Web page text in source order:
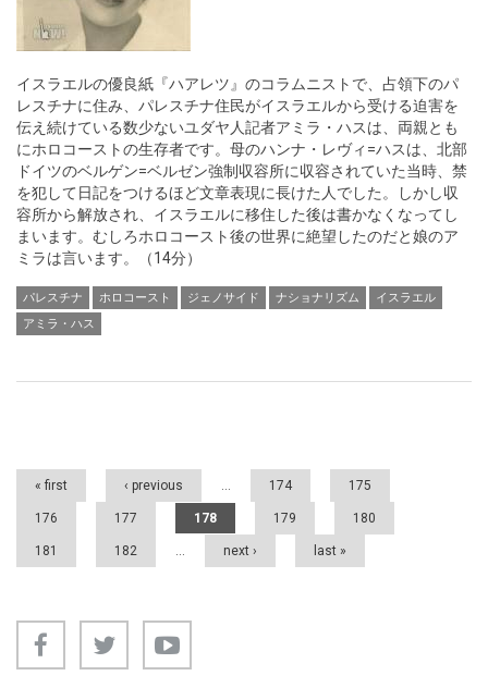
イスラエルの優良紙『ハアレツ』のコラムニストで、占領下のパ
レスチナに住み、パレスチナ住民がイスラエルから受ける迫害を
伝え続けている数少ないユダヤ人記者アミラ・ハスは、両親とも
にホロコーストの生存者です。母のハンナ・レヴィ=ハスは、北部
ドイツのベルゲン=ベルゼン強制収容所に収容されていた当時、禁
を犯して日記をつけるほど文章表現に長けた人でした。しかし収
容所から解放され、イスラエルに移住した後は書かなくなってし
まいます。むしろホロコースト後の世界に絶望したのだと娘のア
ミラは言います。（14分）
パレスチナ ホロコースト ジェノサイド ナショナリズム
イスラエル
アミラ・ハス
Pages
« first ‹ previous … 174 175
176 177 178 179 180
181 182 … next › last »